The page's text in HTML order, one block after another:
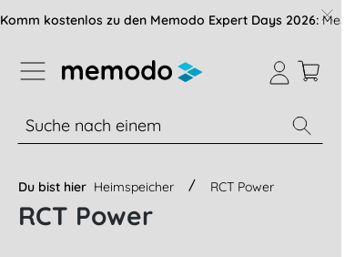
der B2B-Plattform springen
Komm kostenlos zu den Memodo Expert Days 2026:
% Sale Module Wechselrichter
Du bist hier Heimspeicher RCT Power
RCT Power